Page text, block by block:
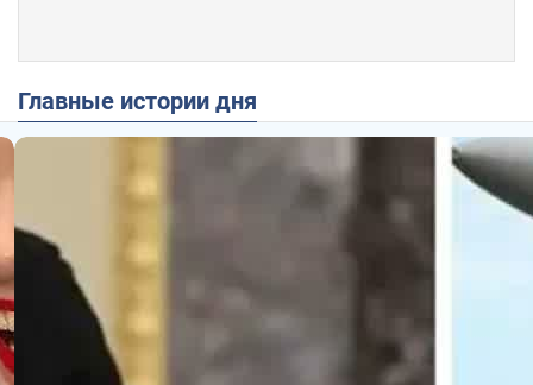
Главные истории дня